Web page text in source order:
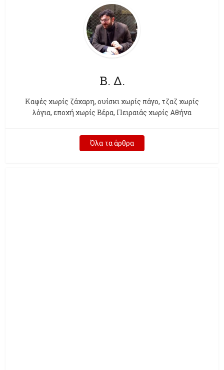
Β. Δ.
Kαφές χωρίς ζάχαρη, ουίσκι χωρίς πάγο, τζαζ χωρίς
λόγια, εποχή χωρίς Βέρα, Πειραιάς χωρίς Αθήνα
Όλα τα άρθρα